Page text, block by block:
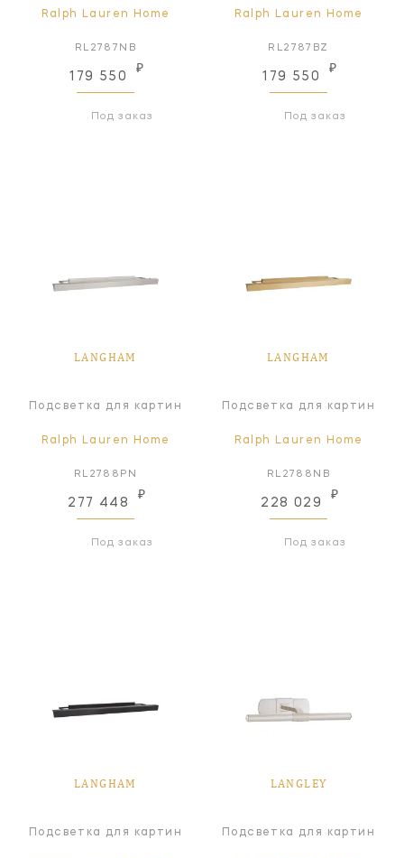
Ralph Lauren Home
RL2787NB
179 550
₽
Под заказ
Ralph Lauren Home
RL2787BZ
179 550
₽
Под заказ
LANGHAM
Подсветка для картин
Ralph Lauren Home
RL2788PN
277 448
₽
Под заказ
LANGHAM
Подсветка для картин
Ralph Lauren Home
RL2788NB
228 029
₽
Под заказ
LANGHAM
Подсветка для картин
LANGLEY
Подсветка для картин